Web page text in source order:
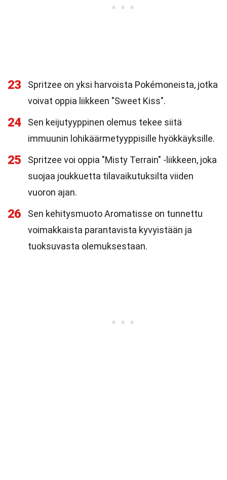
23
Spritzee on yksi harvoista Pokémoneista, jotka
voivat oppia liikkeen "Sweet Kiss".
24
Sen keijutyyppinen olemus tekee siitä
immuunin lohikäärmetyyppisille hyökkäyksille.
25
Spritzee voi oppia "Misty Terrain" -liikkeen, joka
suojaa joukkuetta tilavaikutuksilta viiden
vuoron ajan.
26
Sen kehitysmuoto Aromatisse on tunnettu
voimakkaista parantavista kyvyistään ja
tuoksuvasta olemuksestaan.